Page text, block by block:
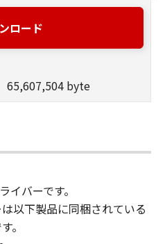
が「キヤノン製品」を利
キヤノン製品」に直接
「本ソフトウェア」を
ーターにおいて表示す
と、もしくは実行する
とします。）するため
器」にネットワークを
ューター上で、かかる
に対して「本ソフトウ
ロード
65,607,504 byte
イバーです。
以下製品に同梱されている
。